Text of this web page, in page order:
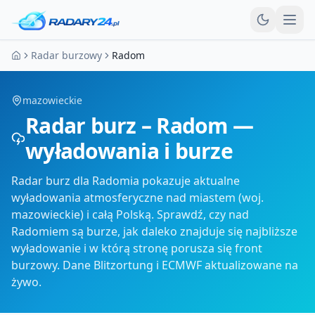
Strona główna
Radar burzowy Radom
mazowieckie
Radar burz – Radom —
wyładowania i burze
Radar burz dla Radomia pokazuje aktualne
wyładowania atmosferyczne nad miastem (woj.
mazowieckie) i całą Polską. Sprawdź, czy nad
Radomiem są burze, jak daleko znajduje się najbliższe
wyładowanie i w którą stronę porusza się front
burzowy. Dane Blitzortung i ECMWF aktualizowane na
żywo.